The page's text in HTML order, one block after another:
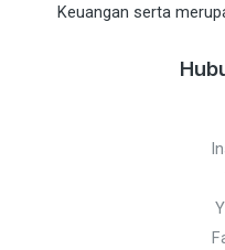
Keuangan serta